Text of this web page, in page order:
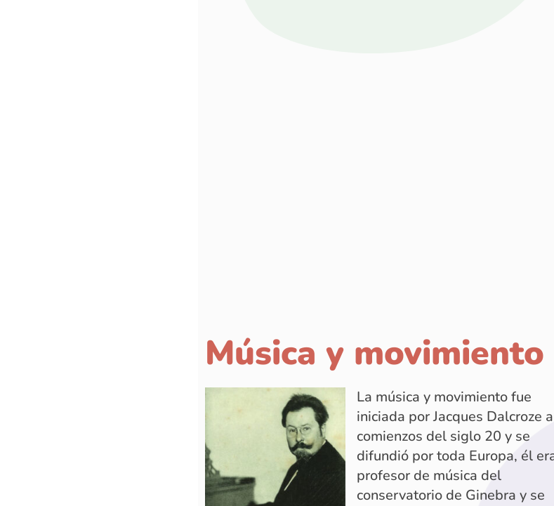
Música y movimiento
La música y movimiento fue
iniciada por Jacques Dalcroze a
comienzos del siglo 20 y se
difundió por toda Europa, él
profesor de música del
conservatorio de Ginebra y se